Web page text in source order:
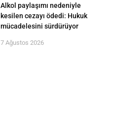
Alkol paylaşımı nedeniyle
kesilen cezayı ödedi: Hukuk
mücadelesini sürdürüyor
7 Ağustos 2026